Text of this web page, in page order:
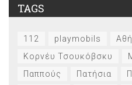
TAGS
112 playmobils
Κορνέυ Τσουκόβσκυ
Παππούς
Πατήσια